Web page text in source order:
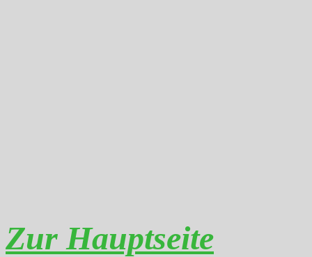
Zur Hauptseite